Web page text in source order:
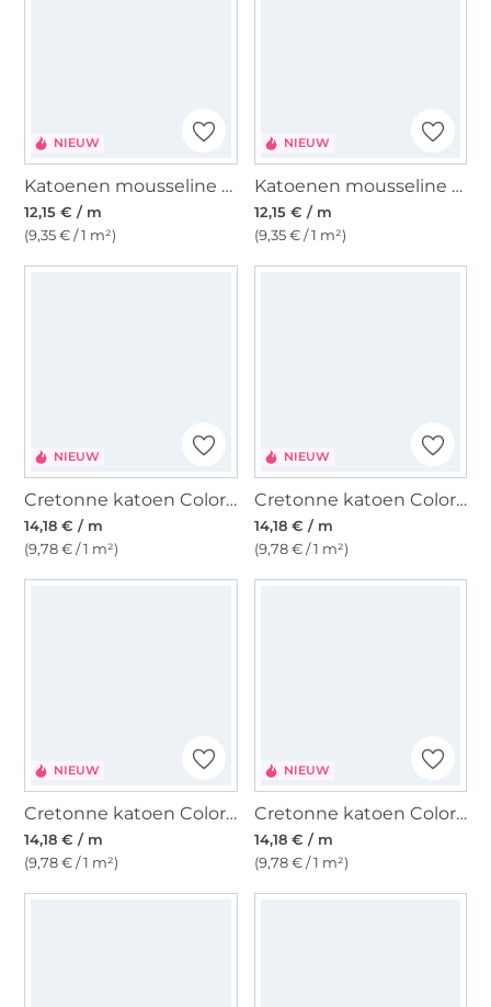
NIEUW
Katoenen mousseline double gauze Comic Flowers, naturel
12,15 € / m
(9,35 € / 1 m²)
NIEUW
Katoenen mousseline double gauze Peren, naturel
12,15 € / m
(9,35 € / 1 m²)
NIEUW
Cretonne katoen Color Checks, blauw/lichtblauw
14,18 € / m
(9,78 € / 1 m²)
NIEUW
Cretonne katoen Color Checks, roze/helderbruin
14,18 € / m
(9,78 € / 1 m²)
NIEUW
Cretonne katoen Color Checks, blauwpaars/terracotta
14,18 € / m
(9,78 € / 1 m²)
NIEUW
Cretonne katoen Color Checks, rood/lichtfuchsia
14,18 € / m
(9,78 € / 1 m²)